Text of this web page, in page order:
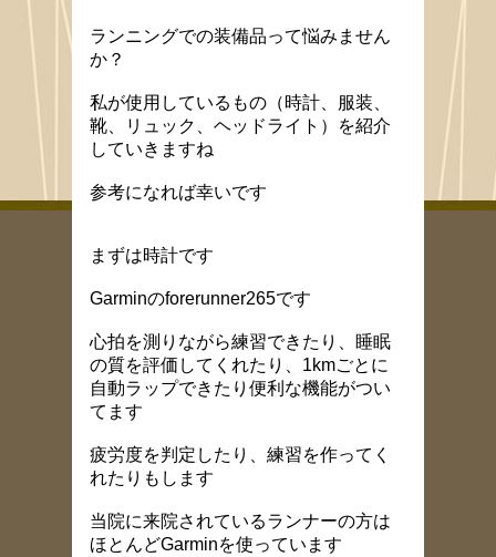
ランニングでの装備品って悩みません
か？
私が使用しているもの（時計、服装、
靴、リュック、ヘッドライト）を紹介
していきますね
参考になれば幸いです
まずは時計です
Garminのforerunner265です
心拍を測りながら練習できたり、睡眠
の質を評価してくれたり、1kmごとに
自動ラップできたり便利な機能がつい
てます
疲労度を判定したり、練習を作ってく
れたりもします
当院に来院されているランナーの方は
ほとんどGarminを使っています